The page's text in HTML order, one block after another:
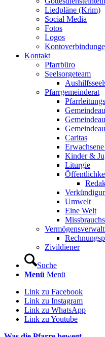
Liedpläne (Krim)
Social Media
Fotos
Logos
Kontakt
Pfarrbüro
Seelsorgeteam
Pfarrgemeinderat
Caritas
Kinder &
Liturgie
Umwelt
Eine Welt
Zivildiener
Suche
Menü Menü
Link zu Facebook
Link zu Instagram
Link zu WhatsApp
Link zu Youtube